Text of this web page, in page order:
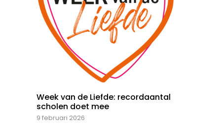
Week van de Liefde: recordaantal
scholen doet mee
9 februari 2026